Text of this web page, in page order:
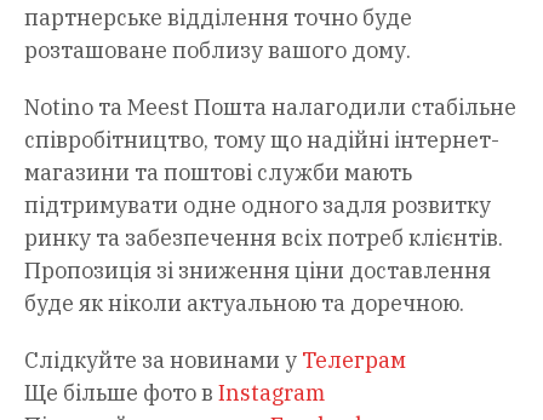
партнерське відділення точно буде
розташоване поблизу вашого дому.
Notino та Meest Пошта налагодили стабільне
співробітництво, тому що надійні інтернет-
магазини та поштові служби мають
підтримувати одне одного задля розвитку
ринку та забезпечення всіх потреб клієнтів.
Пропозиція зі зниження ціни доставлення
буде як ніколи актуальною та доречною.
Слідкуйте за новинами у Телеграм
Ще більше фото в Instagram